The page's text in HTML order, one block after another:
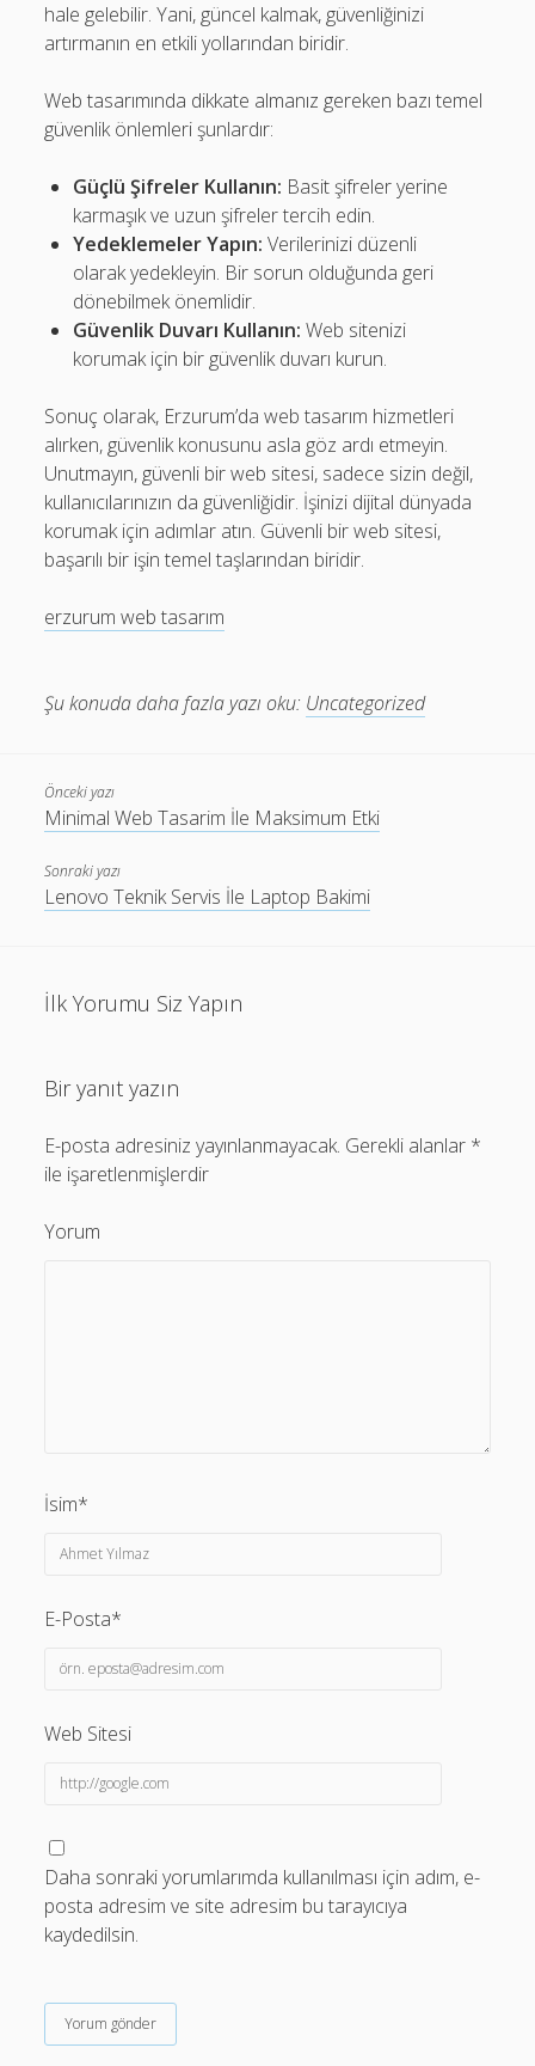
hale gelebilir. Yani, güncel kalmak, güvenliğinizi
artırmanın en etkili yollarından biridir.
Web tasarımında dikkate almanız gereken bazı temel
güvenlik önlemleri şunlardır:
Güçlü Şifreler Kullanın: Basit şifreler yerine
karmaşık ve uzun şifreler tercih edin.
Yedeklemeler Yapın: Verilerinizi düzenli
olarak yedekleyin. Bir sorun olduğunda geri
dönebilmek önemlidir.
Güvenlik Duvarı Kullanın: Web sitenizi
korumak için bir güvenlik duvarı kurun.
Sonuç olarak, Erzurum’da web tasarım hizmetleri
alırken, güvenlik konusunu asla göz ardı etmeyin.
Unutmayın, güvenli bir web sitesi, sadece sizin değil,
kullanıcılarınızın da güvenliğidir. İşinizi dijital dünyada
korumak için adımlar atın. Güvenli bir web sitesi,
başarılı bir işin temel taşlarından biridir.
erzurum web tasarım
Şu konuda daha fazla yazı oku: Uncategorized
Önceki yazı
Minimal Web Tasarim İle Maksimum Etki
Sonraki yazı
Lenovo Teknik Servis İle Laptop Bakimi
İlk Yorumu Siz Yapın
Bir yanıt yazın
E-posta adresiniz yayınlanmayacak. Gerekli alanlar *
ile işaretlenmişlerdir
Yorum
İsim*
E-Posta*
Web Sitesi
Daha sonraki yorumlarımda kullanılması için adım, e-
posta adresim ve site adresim bu tarayıcıya
kaydedilsin.